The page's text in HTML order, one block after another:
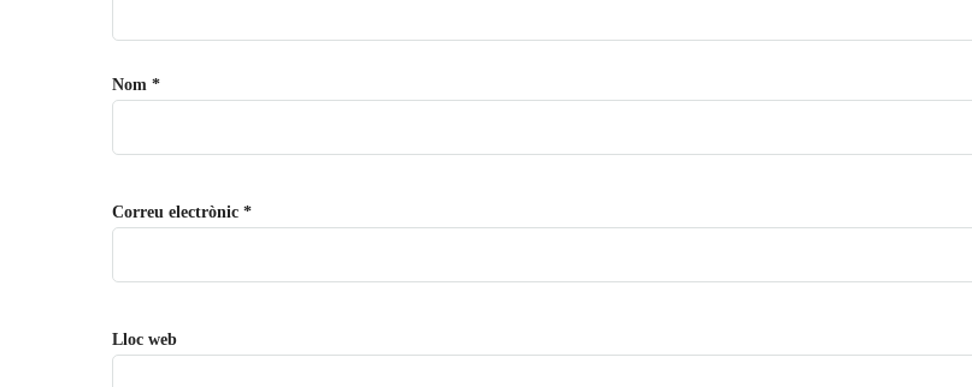
Nom *
Correu electrònic *
Lloc web